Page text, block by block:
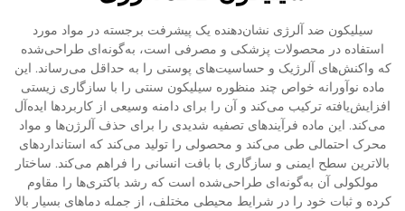
سیلیکون ضد آلرژی نشان‌دهنده یک پیشرفت برجسته در مواد مورد
استفاده در محصولات پزشکی و مصرفی است، به‌گونه‌ای طراحی‌شده
که واکنش‌های آلرژیک و حساسیت‌های پوستی را به حداقل می‌رساند. این
ماده نوآورانه خواص چند منظوره سیلیکون سنتی را با سازگاری زیستی
افزایش‌یافته ترکیب می‌کند و آن را برای دامنه وسیعی از کاربردها ایده‌آل
می‌کند. این ماده فرآیندهای تصفیه شدیدی را برای حذف آلرژن‌ها و مواد
محرک احتمالی طی می‌کند و محصولی را تولید می‌کند که استانداردهای
بالاترین سطح ایمنی و سازگاری با بافت انسانی را فراهم می‌کند. ساختار
مولکولی آن به‌گونه‌ای طراحی‌شده است که رشد باکتری‌ها را مقاوم
کرده و ثبات خود را در شرایط محیطی مختلف، از جمله دماهای بسیار بالا